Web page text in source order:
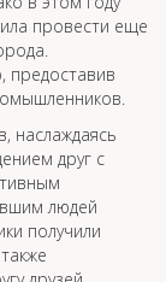
провести еще
предоставив
наслаждаясь
друг с
людей
получили